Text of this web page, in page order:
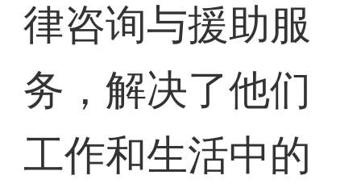
律咨询与援助服
务，解决了他们
工作和生活中的